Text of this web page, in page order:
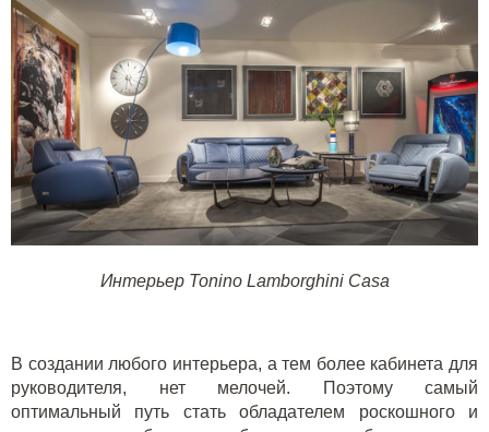
Интерьер Tonino Lamborghini Casa
В создании любого интерьера, а тем более кабинета для
руководителя, нет мелочей. Поэтому самый
оптимальный путь стать обладателем роскошного и